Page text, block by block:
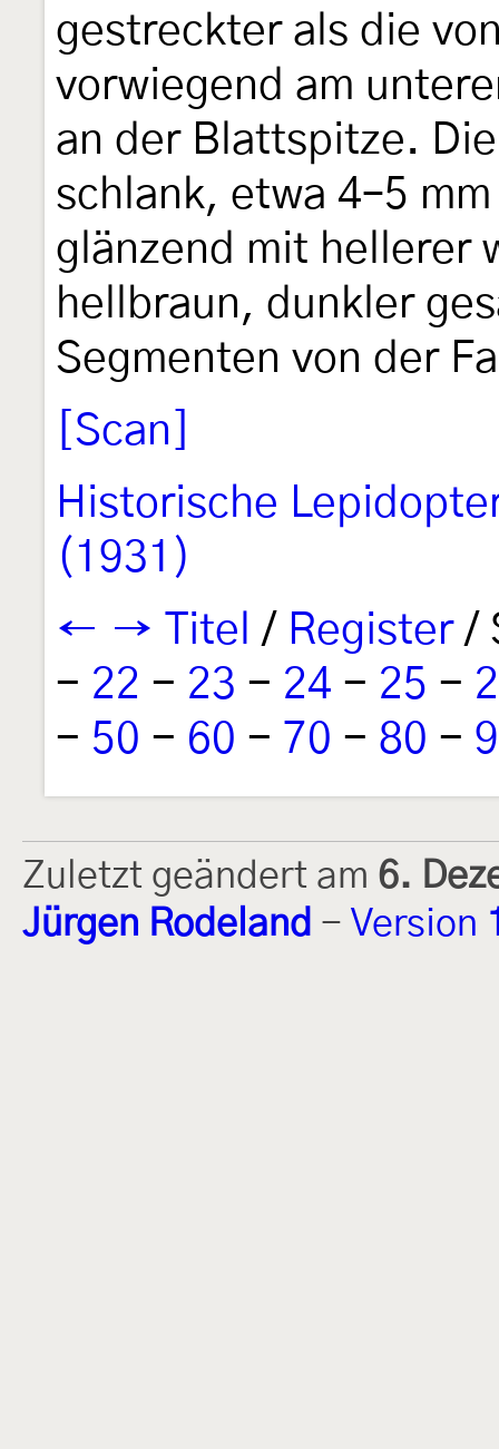
gestreckter als die
vorwiegend am
an der Blattspitze.
schlank, etwa 4–5
glänzend mit hellerer
hellbraun, dunkler
Segmenten von der
[Scan]
Historische
(1931)
← → Titel / Register/
- 22 - 23 - 24 - 25 -
- 50 - 60 - 70 - 80 -
Zuletzt geändert am 6.
Jürgen Rodeland - Version